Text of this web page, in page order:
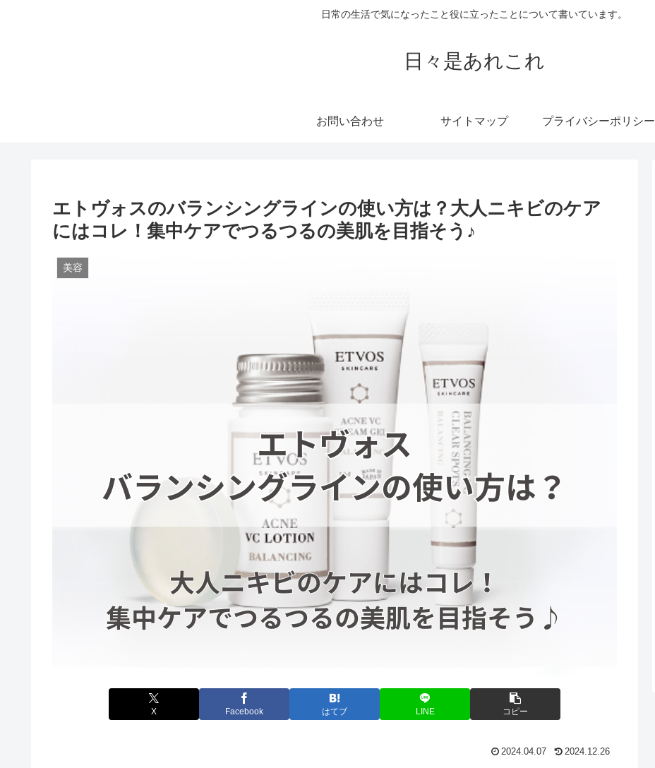
日常の生活で気になったこと役に立ったことについて書いています。
日々是あれこれ
お問い合わせ サイトマップ プライバシーポリシー
エトヴォスのバランシングラインの使い方は？大人ニキビのケア
にはコレ！集中ケアでつるつるの美肌を目指そう♪
美容
X Facebook はてブ LINE コピー
2024.04.07 2024.12.26